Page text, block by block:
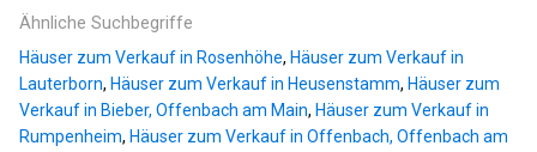
Ähnliche Suchbegriffe
Häuser zum Verkauf in Rosenhöhe, Häuser zum Verkauf in
Lauterborn, Häuser zum Verkauf in Heusenstamm, Häuser zum
Verkauf in Bieber, Offenbach am Main, Häuser zum Verkauf in
Rumpenheim, Häuser zum Verkauf in Offenbach, Offenbach am